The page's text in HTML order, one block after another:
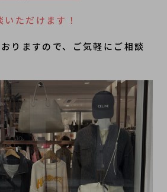
ただけます！
りますので、ご気軽にご相談